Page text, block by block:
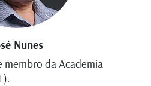
Nunes
membro da Academia